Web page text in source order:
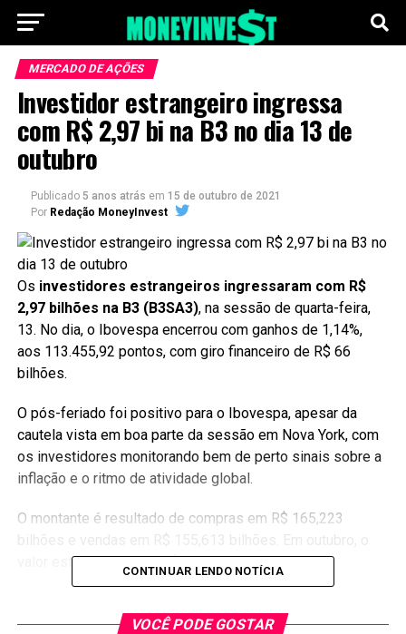
MERCADO DE AÇÕES
Investidor estrangeiro ingressa
com R$ 2,97 bi na B3 no dia 13 de
outubro
Publicado 5 anos atrás em 15 de outubro de 2021
Por Redação MoneyInvest
Os investidores estrangeiros ingressaram com R$
2,97 bilhões na B3 (B3SA3), na sessão de quarta-feira,
13. No dia, o Ibovespa encerrou com ganhos de 1,14%,
aos 113.455,92 pontos, com giro financeiro de R$ 66
bilhões.
O pós-feriado foi positivo para o Ibovespa, apesar da
cautela vista em boa parte da sessão em Nova York, com
os investidores monitorando bem de perto sinais sobre a
inflação e o ritmo de atividade global.
O montante é resultado de compras em R$ 165,223
valor está positivo em R$ 9,609 bilhões.
bilhões.
CONTINUAR LENDO NOTÍCIA
VOCÊ PODE GOSTAR